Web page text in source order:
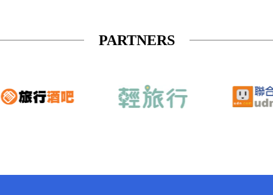
PARTNERS